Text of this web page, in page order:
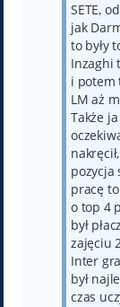
SETE,
jak
to były
Inzaghi
i potem
LM aż
Także
pozycja
pracę
o top 4
był
zajęciu
Inter
był
czas